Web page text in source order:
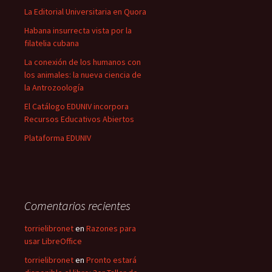
La Editorial Universitaria en Quora
Habana insurrecta vista por la
filatelia cubana
La conexión de los humanos con
los animales: la nueva ciencia de
la Antrozoología
El Catálogo EDUNIV incorpora
Recursos Educativos Abiertos
Plataforma EDUNIV
Comentarios recientes
torrielibroneten Razones para
usar LibreOffice
torrielibroneten Pronto estará